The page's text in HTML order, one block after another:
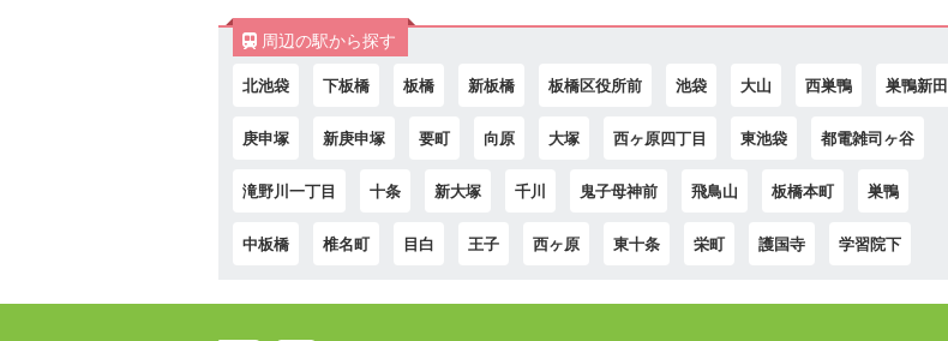
周辺の駅から探す
北池袋 下板橋 板橋 新板橋 板橋区役所前 池袋 大山 西巣鴨 巣鴨新田
庚申塚 新庚申塚 要町 向原 大塚 西ヶ原四丁目 東池袋 都電雑司ヶ谷
滝野川一丁目 十条 新大塚 千川 鬼子母神前 飛鳥山 板橋本町 巣鴨
中板橋 椎名町 目白 王子 西ヶ原 東十条 栄町 護国寺 学習院下